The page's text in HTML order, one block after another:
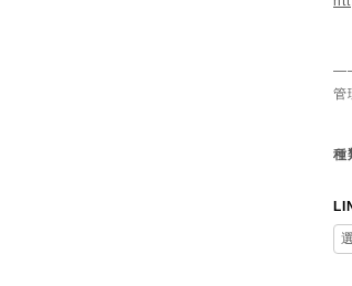
管
種